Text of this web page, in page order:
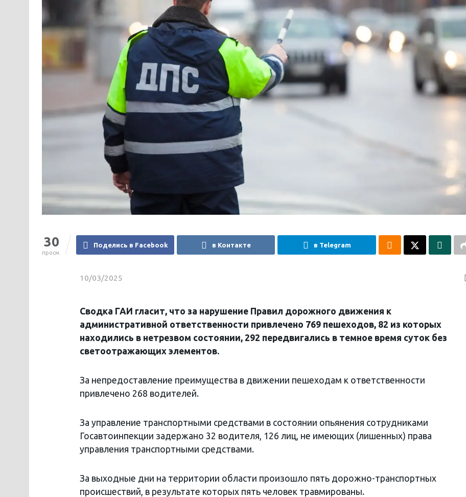
30
просм.
Поделись в Facebook в Контакте в Telegram
10/03/2025
Сводка ГАИ гласит, что за нарушение Правил дорожного движения к
административной ответственности привлечено 769 пешеходов, 82 из которых
находились в нетрезвом состоянии, 292 передвигались в темное время суток без
светоотражающих элементов.
За непредоставление преимущества в движении пешеходам к ответственности
привлечено 268 водителей.
За управление транспортными средствами в состоянии опьянения сотрудниками
Госавтоинпекции задержано 32 водителя, 126 лиц, не имеющих (лишенных) права
управления транспортными средствами.
За выходные дни на территории области произошло пять дорожно-транспортных
происшествий, в результате которых пять человек травмированы.